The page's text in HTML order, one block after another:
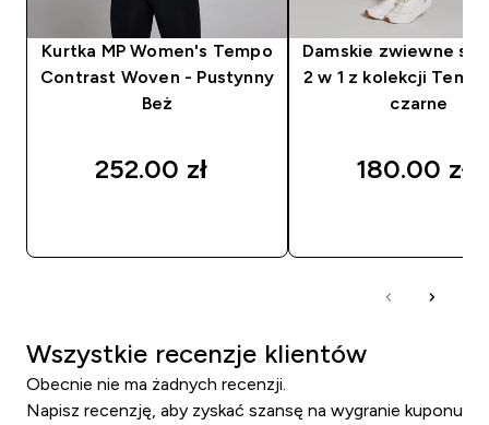
Kurtka MP Women's Tempo
Contrast Woven - Pustynny
Beż
252.00 zł‎
Damskie zwiewne
2 w 1 z kolekcji
czarne
180.00 zł‎
Wszystkie recenzje klientów
Obecnie nie ma żadnych recenzji.
Napisz recenzję, aby zyskać szansę na wygranie kuponu